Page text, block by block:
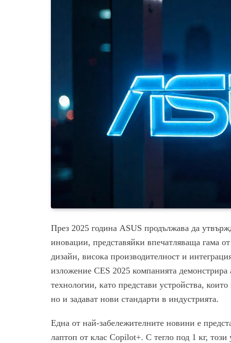
През 2025 година ASUS продължава да
иновации, представяйки впечатляваща гама
дизайн, висока производителност и
изложение CES 2025 компанията
технологии, като представи устройства,
но и задават нови стандарти в индустрията.
Една от най-забележителните новини е
лаптоп от клас Copilot+. С тегло под 1 кг,